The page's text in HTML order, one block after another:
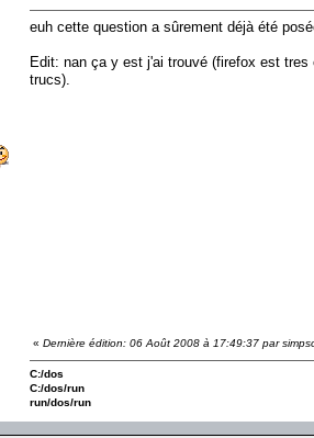
euh cette question a sûrement déjà été
Edit: nan ça y est j'ai trouvé (firefox est
trucs).
« Dernière édition: 06 Août 2008 à 17:49:37 par
C:/dos
C:/dos/run
run/dos/run